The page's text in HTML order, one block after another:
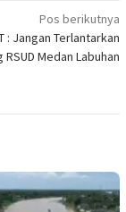
Pos berikutnya
: Jangan Terlantarkan
RSUD Medan Labuhan